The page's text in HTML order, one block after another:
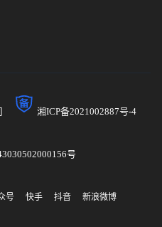
湘ICP备2021002887号-4
号
号 快手 抖音 新浪微博